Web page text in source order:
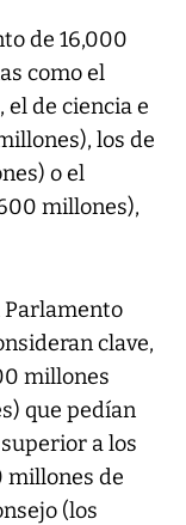
de 16,000
como el
el de ciencia e
los de
o el
millones),
clave,
millones
que pedían
a los
millones de
(los